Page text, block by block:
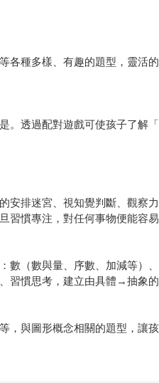
各種多樣、有趣的題型，靈活
透過配對遊戲可使孩子了解
排迷宮、視知覺判斷、觀察
慣專注，對任何事物便能容易
（數與量、序數、加減等）、
慣思考，建立由具體→抽象的
，與圖形概念相關的題型，讓